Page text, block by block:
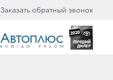
Заказать обратный звонок